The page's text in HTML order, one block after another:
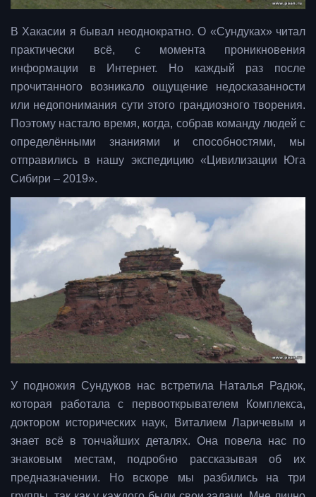
В Хакасии я бывал неоднократно. О «Сундуках» читал
практически всё, с момента проникновения
информации в Интернет. Но каждый раз после
прочитанного возникало ощущение недосказанности
или недопонимания сути этого грандиозного творения.
Поэтому настало время, когда, собрав команду людей с
определёнными знаниями и способностями, мы
отправились в нашу экспедицию «Цивилизации Юга
Сибири – 2019».
У подножия Сундуков нас встретила Наталья Радюк,
которая работала с первооткрывателем Комплекса,
доктором исторических наук, Виталием Ларичевым и
знает всё в тончайших деталях. Она повела нас по
знаковым местам, подробно рассказывая об их
предназначении. Но вскоре мы разбились на три